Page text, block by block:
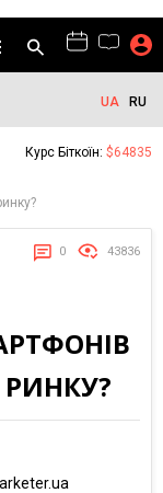
UA RU
Курс Біткоїн: $64835
0 43836
РИНКУ?